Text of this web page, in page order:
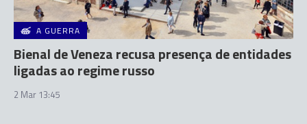
A GUERRA
Bienal de Veneza recusa presença de entidades
ligadas ao regime russo
2 Mar 13:45